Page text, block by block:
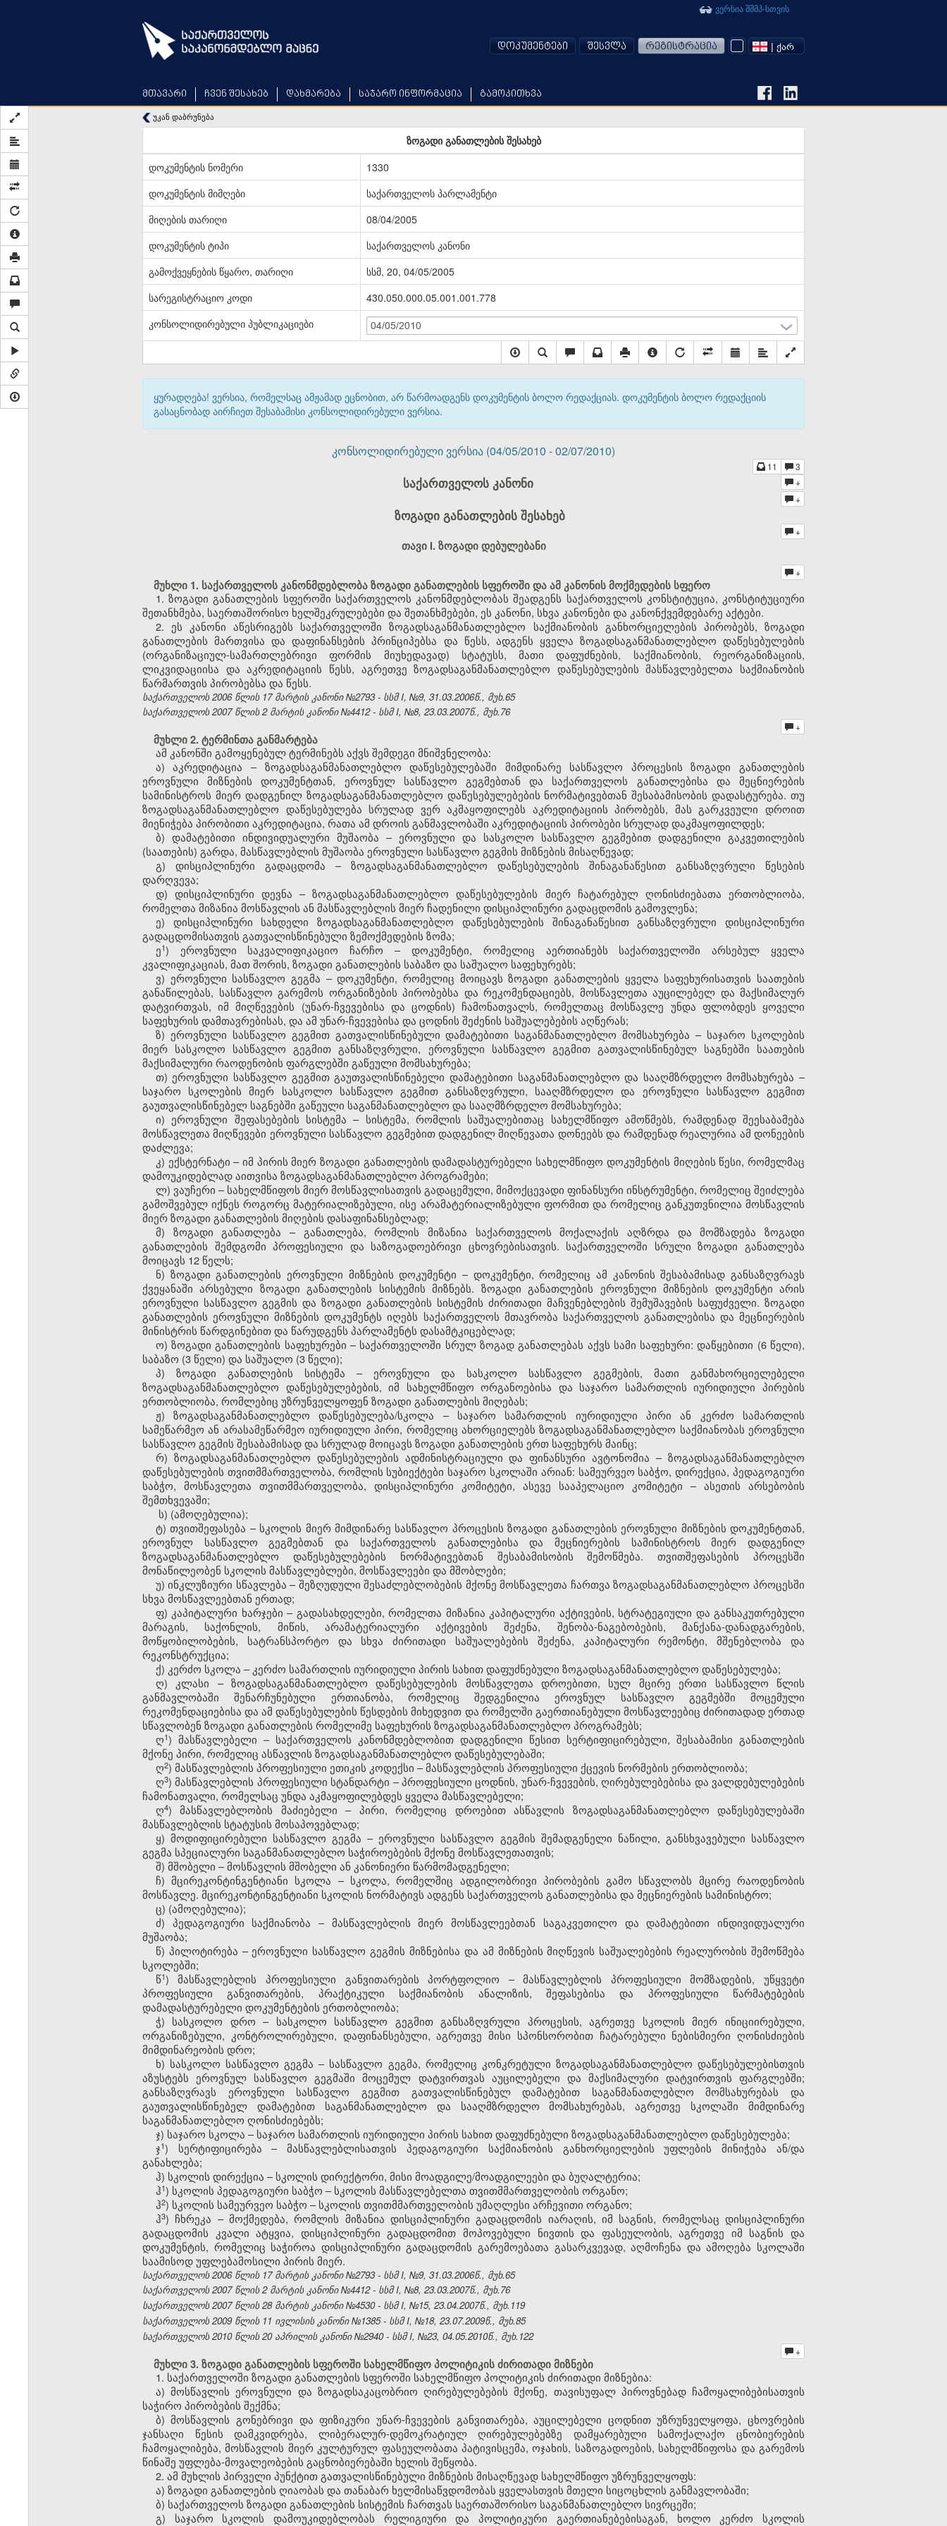
მთავარი ჩვენ შესახებ დახმარება საჯარო ინფორმაცია გამოკითხვა
ვერსია შშმპ-სთვის
დოკუმენტები შესვლა რეგისტრაცია | ᲥᲐᲠ
უკან დაბრუნება
ზოგადი განათლების შესახებ
დოკუმენტის ნომერი
1330
დოკუმენტის მიმღები
საქართველოს პარლამენტი
მიღების თარიღი
08/04/2005
დოკუმენტის ტიპი
საქართველოს კანონი
გამოქვეყნების წყარო, თარიღი
სსმ, 20, 04/05/2005
სარეგისტრაციო კოდი
430.050.000.05.001.001.778
კონსოლიდირებული პუბლიკაციები
04/05/2010
ყურადღება! ვერსია, რომელსაც ამჟამად ეცნობით, არ წარმოადგენს დოკუმენტის ბოლო რედაქციას. დოკუმენტის ბოლო რედაქციის
გასაცნობად აირჩიეთ შესაბამისი კონსოლიდირებული ვერსია.
კონსოლიდირებული ვერსია (04/05/2010 - 02/07/2010)
11 3
საქართველოს კანონი
+
+
ზოგადი განათლების შესახებ
+
თავი I. ზოგადი დებულებანი
+
მუხლი 1. საქართველოს კანონმდებლობა ზოგადი განათლების სფეროში და ამ კანონის მოქმედების სფერო
1. ზოგადი განათლების სფეროში საქართველოს კანონმდებლობას შეადგენს საქართველოს კონსტიტუცია, კონსტიტუციური
შეთანხმება, საერთაშორისო ხელშეკრულებები და შეთანხმებები, ეს კანონი, სხვა კანონები და კანონქვემდებარე აქტები.
2. ეს კანონი აწესრიგებს საქართველოში ზოგადსაგანმანათლებლო საქმიანობის განხორციელების პირობებს, ზოგადი
განათლების მართვისა და დაფინანსების პრინციპებსა და წესს, ადგენს ყველა ზოგადსაგანმანათლებლო დაწესებულების
(ორგანიზაციულ-სამართლებრივი ფორმის მიუხედავად) სტატუსს, მათი დაფუძნების, საქმიანობის, რეორგანიზაციის,
ლიკვიდაციისა და აკრედიტაციის წესს, აგრეთვე ზოგადსაგანმანათლებლო დაწესებულების მასწავლებელთა საქმიანობის
წარმართვის პირობებსა და წესს.
საქართველოს 2006 წლის 17 მარტის კანონი №2793 - სსმ I, №9, 31.03.2006წ., მუხ.65
საქართველოს 2007 წლის 2 მარტის კანონი №4412 - სსმ I, №8, 23.03.2007წ., მუხ.76
+
მუხლი 2. ტერმინთა განმარტება
ამ კანონში გამოყენებულ ტერმინებს აქვს შემდეგი მნიშვნელობა:
ა) აკრედიტაცია – ზოგადსაგანმანათლებლო დაწესებულებაში მიმდინარე სასწავლო პროცესის ზოგადი განათლების
ეროვნული მიზნების დოკუმენტთან, ეროვნულ სასწავლო გეგმებთან და საქართველოს განათლებისა და მეცნიერების
სამინისტროს მიერ დადგენილ ზოგადსაგანმანათლებლო დაწესებულებების ნორმატივებთან შესაბამისობის დადასტურება. თუ
ზოგადსაგანმანათლებლო დაწესებულება სრულად ვერ აკმაყოფილებს აკრედიტაციის პირობებს, მას გარკვეული დროით
მიენიჭება პირობითი აკრედიტაცია, რათა ამ დროის განმავლობაში აკრედიტაციის პირობები სრულად დაკმაყოფილდეს;
ბ) დამატებითი ინდივიდუალური მუშაობა – ეროვნული და სასკოლო სასწავლო გეგმებით დადგენილი გაკვეთილების
(საათების) გარდა, მასწავლებლის მუშაობა ეროვნული სასწავლო გეგმის მიზნების მისაღწევად;
გ) დისციპლინური გადაცდომა – ზოგადსაგანმანათლებლო დაწესებულების შინაგანაწესით განსაზღვრული წესების
დარღვევა;
დ) დისციპლინური დევნა – ზოგადსაგანმანათლებლო დაწესებულების მიერ ჩატარებულ ღონისძიებათა ერთობლიობა,
რომელთა მიზანია მოსწავლის ან მასწავლებლის მიერ ჩადენილი დისციპლინური გადაცდომის გამოვლენა;
ე) დისციპლინური სახდელი ზოგადსაგანმანათლებლო დაწესებულების შინაგანაწესით განსაზღვრული დისციპლინური
გადაცდომისათვის გათვალისწინებული ზემოქმედების ზომა;
ე​1) ეროვნული საკვალიფიკაციო ჩარჩო – დოკუმენტი, რომელიც აერთიანებს საქართველოში არსებულ ყველა
კვალიფიკაციას, მათ შორის, ზოგადი განათლების საბაზო და საშუალო საფეხურებს;
ვ) ეროვნული სასწავლო გეგმა – დოკუმენტი, რომელიც მოიცავს ზოგადი განათლების ყველა საფეხურისათვის საათების
განაწილებას, სასწავლო გარემოს ორგანიზების პირობებსა და რეკომენდაციებს, მოსწავლეთა აუცილებელ და მაქსიმალურ
დატვირთვას, იმ მიღწევების (უნარ-ჩვევებისა და ცოდნის) ჩამონათვალს, რომელთაც მოსწავლე უნდა ფლობდეს ყოველი
საფეხურის დამთავრებისას, და ამ უნარ-ჩვევებისა და ცოდნის შეძენის საშუალებების აღწერას;
ზ) ეროვნული სასწავლო გეგმით გათვალისწინებული დამატებითი საგანმანათლებლო მომსახურება – საჯარო სკოლების
მიერ სასკოლო სასწავლო გეგმით განსაზღვრული, ეროვნული სასწავლო გეგმით გათვალისწინებულ საგნებში საათების
მაქსიმალური რაოდენობის ფარგლებში გაწეული მომსახურება;
თ) ეროვნული სასწავლო გეგმით გაუთვალისწინებელი დამატებითი საგანმანათლებლო და სააღმზრდელო მომსახურება –
საჯარო სკოლების მიერ სასკოლო სასწავლო გეგმით განსაზღვრული, სააღმზრდელო და ეროვნული სასწავლო გეგმით
გაუთვალისწინებელ საგნებში გაწეული საგანმანათლებლო და სააღმზრდელო მომსახურება;
ი) ეროვნული შეფასებების სისტემა – სისტემა, რომლის საშუალებითაც სახელმწიფო ამოწმებს, რამდენად შეესაბამება
მოსწავლეთა მიღწევები ეროვნული სასწავლო გეგმებით დადგენილ მიღწევათა დონეებს და რამდენად რეალურია ამ დონეების
დაძლევა;
კ) ექსტერნატი – იმ პირის მიერ ზოგადი განათლების დამადასტურებელი სახელმწიფო დოკუმენტის მიღების წესი, რომელმაც
დამოუკიდებლად აითვისა ზოგადსაგანმანათლებლო პროგრამები;
ლ) ვაუჩერი – სახელმწიფოს მიერ მოსწავლისათვის გადაცემული, მიმოქცევადი ფინანსური ინსტრუმენტი, რომელიც შეიძლება
გამოშვებულ იქნეს როგორც მატერიალიზებული, ისე არამატერიალიზებული ფორმით და რომელიც განკუთვნილია მოსწავლის
მიერ ზოგადი განათლების მიღების დასაფინანსებლად;
მ) ზოგადი განათლება – განათლება, რომლის მიზანია საქართველოს მოქალაქის აღზრდა და მომზადება ზოგადი
განათლების შემდგომი პროფესიული და საზოგადოებრივი ცხოვრებისათვის. საქართველოში სრული ზოგადი განათლება
მოიცავს 12 წელს;
ნ) ზოგადი განათლების ეროვნული მიზნების დოკუმენტი – დოკუმენტი, რომელიც ამ კანონის შესაბამისად განსაზღვრავს
ქვეყანაში არსებული ზოგადი განათლების სისტემის მიზნებს. ზოგადი განათლების ეროვნული მიზნების დოკუმენტი არის
ეროვნული სასწავლო გეგმის და ზოგადი განათლების სისტემის ძირითადი მაჩვენებლების შემუშავების საფუძველი. ზოგადი
განათლების ეროვნული მიზნების დოკუმენტს იღებს საქართველოს მთავრობა საქართველოს განათლებისა და მეცნიერების
მინისტრის წარდგინებით და წარუდგენს პარლამენტს დასამტკიცებლად;
ო) ზოგადი განათლების საფეხურები – საქართველოში სრულ ზოგად განათლებას აქვს სამი საფეხური: დაწყებითი (6 წელი),
საბაზო (3 წელი) და საშუალო (3 წელი);
პ) ზოგადი განათლების სისტემა – ეროვნული და სასკოლო სასწავლო გეგმების, მათი განმახორციელებელი
ზოგადსაგანმანათლებლო დაწესებულებების, იმ სახელმწიფო ორგანოებისა და საჯარო სამართლის იურიდიული პირების
ერთობლიობა, რომლებიც უზრუნველყოფენ ზოგადი განათლების მიღებას;
ჟ) ზოგადსაგანმანათლებლო დაწესებულება/სკოლა – საჯარო სამართლის იურიდიული პირი ან კერძო სამართლის
სამეწარმეო ან არასამეწარმეო იურიდიული პირი, რომელიც ახორციელებს ზოგადსაგანმანათლებლო საქმიანობას ეროვნული
სასწავლო გეგმის შესაბამისად და სრულად მოიცავს ზოგადი განათლების ერთ საფეხურს მაინც;
რ) ზოგადსაგანმანათლებლო დაწესებულების ადმინისტრაციული და ფინანსური ავტონომია – ზოგადსაგანმანათლებლო
დაწესებულების თვითმმართველობა, რომლის სუბიექტები საჯარო სკოლაში არიან: სამეურვეო საბჭო, დირექცია, პედაგოგიური
საბჭო, მოსწავლეთა თვითმმართველობა, დისციპლინური კომიტეტი, ასევე სააპელაციო კომიტეტი – ასეთის არსებობის
შემთხვევაში;
ს) (ამოღებულია);
ტ) თვითშეფასება – სკოლის მიერ მიმდინარე სასწავლო პროცესის ზოგადი განათლების ეროვნული მიზნების დოკუმენტთან,
ეროვნულ სასწავლო გეგმებთან და საქართველოს განათლებისა და მეცნიერების სამინისტროს მიერ დადგენილ
ზოგადსაგანმანათლებლო დაწესებულებების ნორმატივებთან შესაბამისობის შემოწმება. თვითშეფასების პროცესში
მონაწილეობენ სკოლის მასწავლებლები, მოსწავლეები და მშობლები;
უ) ინკლუზიური სწავლება – შეზღუდული შესაძლებლობების მქონე მოსწავლეთა ჩართვა ზოგადსაგანმანათლებლო პროცესში
სხვა მოსწავლეებთან ერთად;
ფ) კაპიტალური ხარჯები – გადასახდელები, რომელთა მიზანია კაპიტალური აქტივების, სტრატეგიული და განსაკუთრებული
მარაგის, საქონლის, მიწის, არამატერიალური აქტივების შეძენა, შენობა-ნაგებობების, მანქანა-დანადგარების,
მოწყობილობების, სატრანსპორტო და სხვა ძირითადი საშუალებების შეძენა, კაპიტალური რემონტი, მშენებლობა და
რეკონსტრუქცია;
ქ) კერძო სკოლა – კერძო სამართლის იურიდიული პირის სახით დაფუძნებული ზოგადსაგანმანათლებლო დაწესებულება;
ღ) კლასი – ზოგადსაგანმანათლებლო დაწესებულების მოსწავლეთა დროებითი, სულ მცირე ერთი სასწავლო წლის
განმავლობაში შენარჩუნებული ერთიანობა, რომელიც შედგენილია ეროვნულ სასწავლო გეგმებში მოცემული
რეკომენდაციებისა და ამ დაწესებულების წესდების მიხედვით და რომელში გაერთიანებული მოსწავლეებიც ძირითადად ერთად
სწავლობენ ზოგადი განათლების რომელიმე საფეხურის ზოგადსაგანმანათლებლო პროგრამებს;
ღ​1) მასწავლებელი – საქართველოს კანონმდებლობით დადგენილი წესით სერტიფიცირებული, შესაბამისი განათლების
მქონე პირი, რომელიც ასწავლის ზოგადსაგანმანათლებლო დაწესებულებაში;
ღ​2) მასწავლებლის პროფესიული ეთიკის კოდექსი – მასწავლებლის პროფესიული ქცევის ნორმების ერთობლიობა;
ღ​3) მასწავლებლის პროფესიული სტანდარტი – პროფესიული ცოდნის, უნარ-ჩვევების, ღირებულებებისა და ვალდებულებების
ჩამონათვალი, რომელსაც უნდა აკმაყოფილებდეს ყველა მასწავლებელი;
ღ​4) მასწავლებლობის მაძიებელი – პირი, რომელიც დროებით ასწავლის ზოგადსაგანმანათლებლო დაწესებულებაში
მასწავლებლის სტატუსის მოსაპოვებლად;
ყ) მოდიფიცირებული სასწავლო გეგმა – ეროვნული სასწავლო გეგმის შემადგენელი ნაწილი, განსხვავებული სასწავლო
გეგმა სპეციალური საგანმანათლებლო საჭიროებების მქონე მოსწავლეთათვის;
შ) მშობელი – მოსწავლის მშობელი ან კანონიერი წარმომადგენელი;
ჩ) მცირეკონტინგენტიანი სკოლა – სკოლა, რომელშიც ადგილობრივი პირობების გამო სწავლობს მცირე რაოდენობის
მოსწავლე. მცირეკონტინგენტიანი სკოლის ნორმატივს ადგენს საქართველოს განათლებისა და მეცნიერების სამინისტრო;
ც) (ამოღებულია);
ძ) პედაგოგიური საქმიანობა – მასწავლებლის მიერ მოსწავლეებთან საგაკვეთილო და დამატებითი ინდივიდუალური
მუშაობა;
წ) პილოტირება – ეროვნული სასწავლო გეგმის მიზნებისა და ამ მიზნების მიღწევის საშუალებების რეალურობის შემოწმება
სკოლებში;
წ​1) მასწავლებლის პროფესიული განვითარების პორტფოლიო – მასწავლებლის პროფესიული მომზადების, უწყვეტი
პროფესიული განვითარების, პრაქტიკული საქმიანობის ანალიზის, შეფასებისა და პროფესიული წარმატებების
დამადასტურებელი დოკუმენტების ერთობლიობა;
ჭ) სასკოლო დრო – სასკოლო სასწავლო გეგმით განსაზღვრული პროცესის, აგრეთვე სკოლის მიერ ინიციირებული,
ორგანიზებული, კონტროლირებული, დაფინანსებული, აგრეთვე მისი სპონსორობით ჩატარებული ნებისმიერი ღონისძიების
მიმდინარეობის დრო;
ხ) სასკოლო სასწავლო გეგმა – სასწავლო გეგმა, რომელიც კონკრეტული ზოგადსაგანმანათლებლო დაწესებულებისთვის
აზუსტებს ეროვნულ სასწავლო გეგმაში მოცემულ დატვირთვას აუცილებელი და მაქსიმალური დატვირთვის ფარგლებში;
განსაზღვრავს ეროვნული სასწავლო გეგმით გათვალისწინებულ დამატებით საგანმანათლებლო მომსახურებას და
გაუთვალისწინებელ დამატებით საგანმანათლებლო და სააღმზრდელო მომსახურებას, აგრეთვე სკოლაში მიმდინარე
საგანმანათლებლო ღონისძიებებს;
ჯ) საჯარო სკოლა – საჯარო სამართლის იურიდიული პირის სახით დაფუძნებული ზოგადსაგანმანათლებლო დაწესებულება;
ჯ​1) სერტიფიცირება – მასწავლებლისათვის პედაგოგიური საქმიანობის განხორციელების უფლების მინიჭება ან/და
განახლება;
ჰ) სკოლის დირექცია – სკოლის დირექტორი, მისი მოადგილე/მოადგილეები და ბუღალტერია;
ჰ​1) სკოლის პედაგოგიური საბჭო – სკოლის მასწავლებელთა თვითმმართველობის ორგანო;
ჰ​2) სკოლის სამეურვეო საბჭო – სკოლის თვითმმართველობის უმაღლესი არჩევითი ორგანო;
ჰ​3) ჩხრეკა – მოქმედება, რომლის მიზანია დისციპლინური გადაცდომის იარაღის, იმ საგნის, რომელსაც დისციპლინური
გადაცდომის კვალი ატყვია, დისციპლინური გადაცდომით მოპოვებული ნივთის და ფასეულობის, აგრეთვე იმ საგნის და
დოკუმენტის, რომელიც საჭიროა დისციპლინური გადაცდომის გარემოებათა გასარკვევად, აღმოჩენა და ამოღება სკოლაში
საამისოდ უფლებამოსილი პირის მიერ.
საქართველოს 2006 წლის 17 მარტის კანონი №2793 - სსმ I, №9, 31.03.2006წ., მუხ.65
საქართველოს 2007 წლის 2 მარტის კანონი №4412 - სსმ I, №8, 23.03.2007წ., მუხ.76
საქართველოს 2007 წლის 28 მარტის კანონი №4530 - სსმ I, №15, 23.04.2007წ., მუხ.119
საქართველოს 2009 წლის 11 ივლისის კანონი №1385 - სსმ I, №18, 23.07.2009წ., მუხ.85
საქართველოს 2010 წლის 20 აპრილის კანონი №2940 - სსმ I, №23, 04.05.2010წ., მუხ.122
+
მუხლი 3. ზოგადი განათლების სფეროში სახელმწიფო პოლიტიკის ძირითადი მიზნები
1. საქართველოში ზოგადი განათლების სფეროში სახელმწიფო პოლიტიკის ძირითადი მიზნებია:
ა) მოსწავლის ეროვნული და ზოგადსაკაცობრიო ღირებულებების მქონე, თავისუფალ პიროვნებად ჩამოყალიბებისათვის
საჭირო პირობების შექმნა;
ბ) მოსწავლის გონებრივი და ფიზიკური უნარ-ჩვევების განვითარება, აუცილებელი ცოდნით უზრუნველყოფა, ცხოვრების
ჯანსაღი წესის დამკვიდრება, ლიბერალურ-დემოკრატიულ ღირებულებებზე დამყარებული სამოქალაქო ცნობიერების
ჩამოყალიბება, მოსწავლის მიერ კულტურულ ფასეულობათა პატივისცემა, ოჯახის, საზოგადოების, სახელმწიფოსა და გარემოს
წინაშე უფლება-მოვალეობების გაცნობიერებაში ხელის შეწყობა.
2. ამ მუხლის პირველი პუნქტით გათვალისწინებული მიზნების მისაღწევად სახელმწიფო უზრუნველყოფს:
ა) ზოგადი განათლების ღიაობას და თანაბარ ხელმისაწვდომობას ყველასთვის მთელი სიცოცხლის განმავლობაში;
ბ) საქართველოს ზოგადი განათლების სისტემის ჩართვას საერთაშორისო საგანმანათლებლო სივრცეში;
გ) საჯარო სკოლის დამოუკიდებლობას რელიგიური და პოლიტიკური გაერთიანებებისაგან, ხოლო კერძო სკოლის